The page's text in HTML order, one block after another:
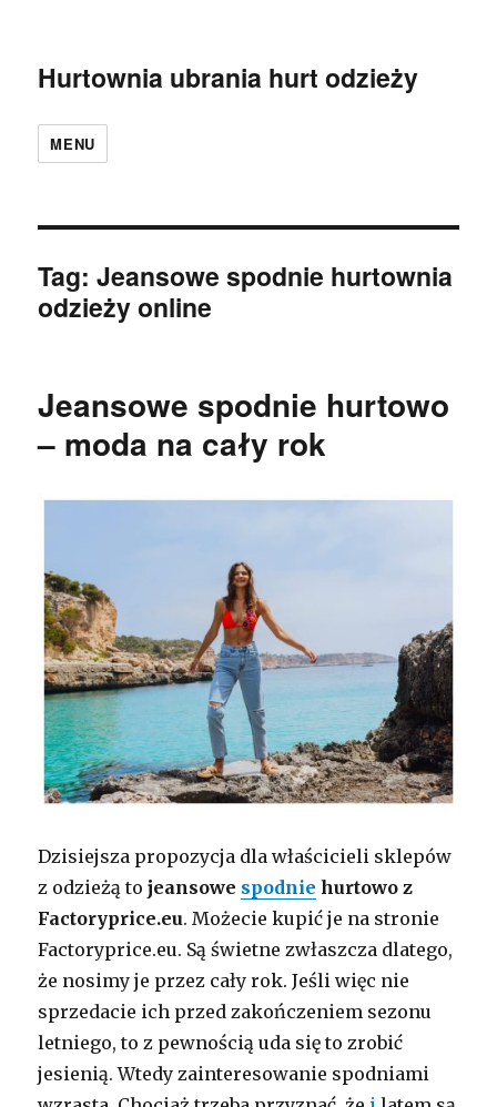
Hurtownia ubrania hurt odzieży
MENU
Tag:Jeansowe spodnie hurtownia
odzieży online
Jeansowe spodnie hurtowo
– moda na cały rok
Dzisiejsza propozycja dla właścicieli sklepów
z odzieżą tojeansowe spodnie hurtowo z
Factoryprice.eu. Możecie kupić je na stronie
Factoryprice.eu. Są świetne zwłaszcza dlatego,
że nosimy je przez cały rok. Jeśli więc nie
sprzedacie ich przed zakończeniem sezonu
letniego, to z pewnością uda się to zrobić
jesienią. Wtedy zainteresowanie spodniami